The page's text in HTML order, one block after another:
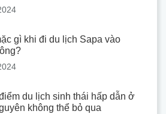
gì khi đi du lịch Sapa vào
du lịch sinh thái hấp dẫn ở
không thể bỏ qua